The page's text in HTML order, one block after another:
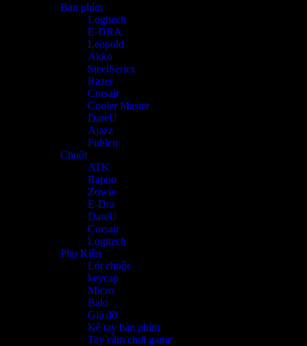
Bàn phím
Logitech
E-DRA
Leopold
Akko
SteelSeries
Razer
Corsair
Cooler Master
DareU
Ajazz
Fuhlen
Chuột
ATK
Rapoo
Zowie
E-Dra
DareU
Corsair
Logitech
Phụ Kiện
Lót chuột
keycap
Micro
Balo
Giá đỡ
Kê tay bàn phím
Tay cầm chơi game